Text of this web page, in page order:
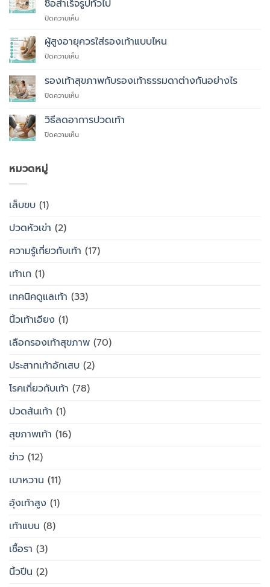
ที่
แพทย์
ซื้อสำเร็จรูปทั่วไป
ปิดความเห็นบน
เหตุผล
คุณ
สั่ง
ตัด
รองเท้า
สุขภาพ
ผู้สูงอายุควรใส่รองเท้าแบบไหน
ปิดความเห็นบน
สูง
อายุ
ควร
รองเท้า
ไหน
รองเท้าสุขภาพกับรองเท้าธรรมดาต่างกันอย่างไร
ปิดความเห็นบน
สุขภาพ
กับ
รองเท้า
วิธีลดอาการปวดเท้า
ปิดความเห็นบน
หมวดหมู่
เล็บขบ (1)
ปวดหัวเข่า (2)
ความรู้เกี่ยวกับเท้า (17)
เท้าเก (1)
เทคนิคดูแลเท้า (33)
นิ้วเท้าเอียง (1)
เลือกรองเท้าสุขภาพ (70)
ประสาทเท้าอักเสบ (2)
โรคเกี่ยวกับเท้า (78)
ปวดส้นเท้า (1)
สุขภาพเท้า (16)
ข่าว (12)
เบาหวาน (11)
อุ้งเท้าสูง (1)
เท้าแบน (8)
เชื้อรา (3)
นิ้วปีน (2)